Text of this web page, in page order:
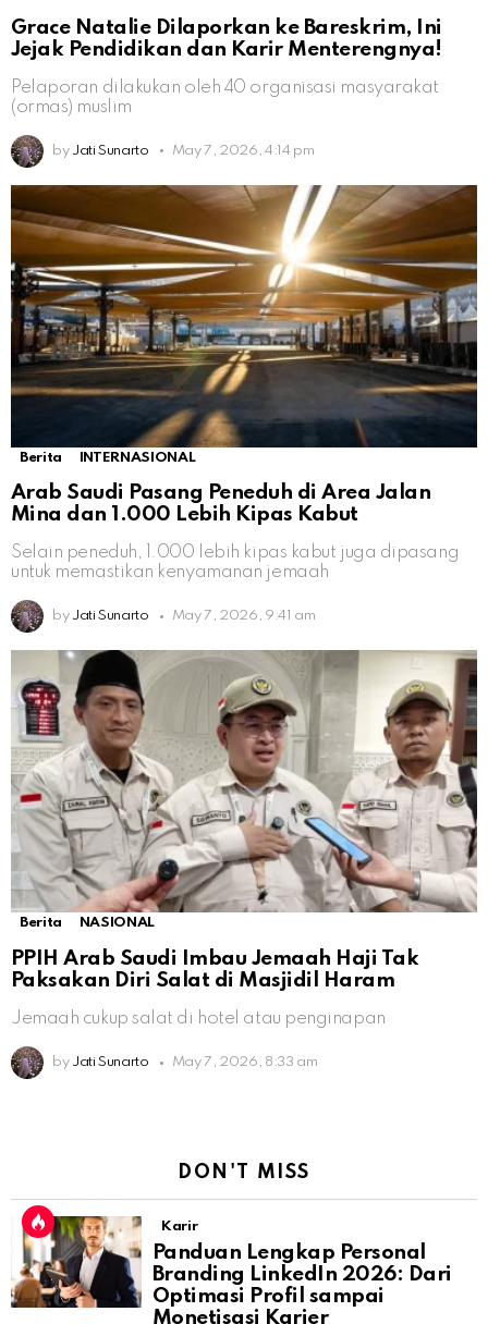
Grace Natalie Dilaporkan ke Bareskrim, Ini
Jejak Pendidikan dan Karir Menterengnya!
Pelaporan dilakukan oleh 40 organisasi masyarakat
(ormas) muslim
by Jati Sunarto May 7, 2026, 4:14 pm
Berita INTERNASIONAL
Arab Saudi Pasang Peneduh di Area Jalan
Mina dan 1.000 Lebih Kipas Kabut
Selain peneduh, 1.000 lebih kipas kabut juga dipasang
untuk memastikan kenyamanan jemaah
by Jati Sunarto May 7, 2026, 9:41 am
Berita NASIONAL
PPIH Arab Saudi Imbau Jemaah Haji Tak
Paksakan Diri Salat di Masjidil Haram
Jemaah cukup salat di hotel atau penginapan
by Jati Sunarto May 7, 2026, 8:33 am
DON'T MISS
Karir
Panduan Lengkap Personal
Branding LinkedIn 2026: Dari
Optimasi Profil sampai
Monetisasi Karier